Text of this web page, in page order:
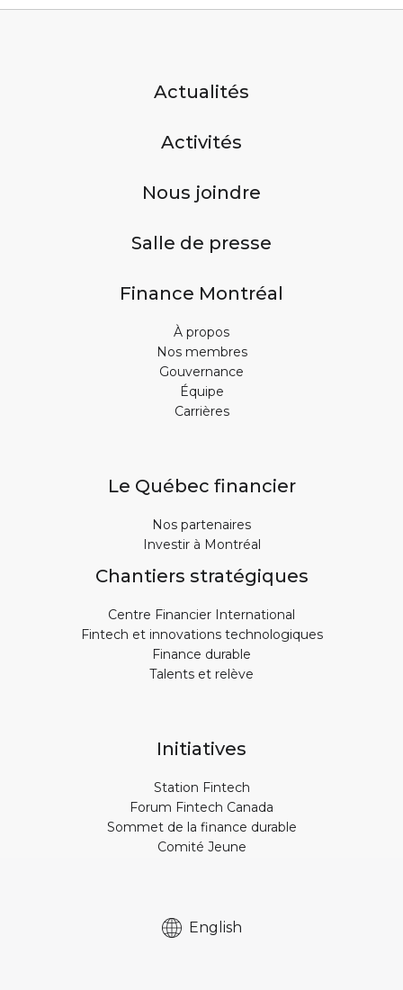
Actualités
Activités
Nous joindre
Salle de presse
Finance Montréal
À propos
Nos membres
Gouvernance
Équipe
Carrières
Le Québec financier
Nos partenaires
Investir à Montréal
Chantiers stratégiques
Centre Financier International
Fintech et innovations technologiques
Finance durable
Talents et relève
Initiatives
Station Fintech
Forum Fintech Canada
Sommet de la finance durable
Comité Jeune
English